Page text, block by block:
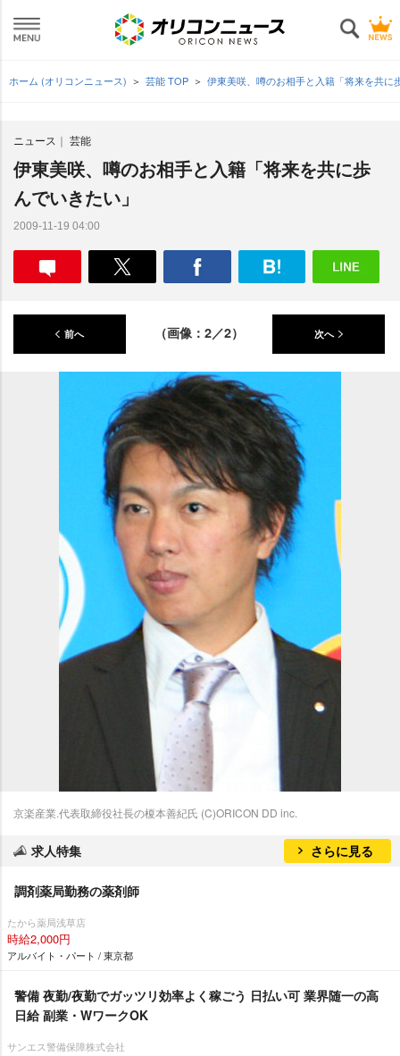
ホーム (オリコンニュース) 芸能 TOP 伊東美咲、噂のお相手と入籍「将来を共に
ニュース 芸能
伊東美咲、噂のお相手と入籍「将来を共に歩
んでいきたい」
2009-11-19 04:00
前へ （画像：2／2） 次へ
京楽産業.代表取締役社長の榎本善紀氏 (C)ORICON DD inc.
求人特集 さらに見る
調剤薬局勤務の薬剤師
たから薬局浅草店
時給2,000円
アルバイト・パート / 東京都
警備 夜勤/夜勤でガッツリ効率よく稼ごう 日払い可 業界随一の高
日給 副業・WワークOK
サンエス警備保障株式会社